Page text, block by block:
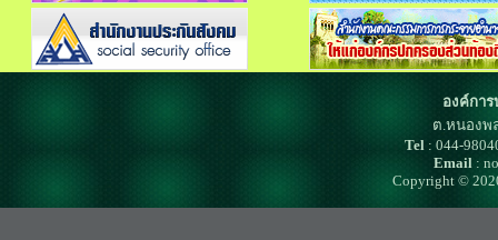
องค์กา
ต.หนองพ
Tel: 044-
Email :
Copyright ©